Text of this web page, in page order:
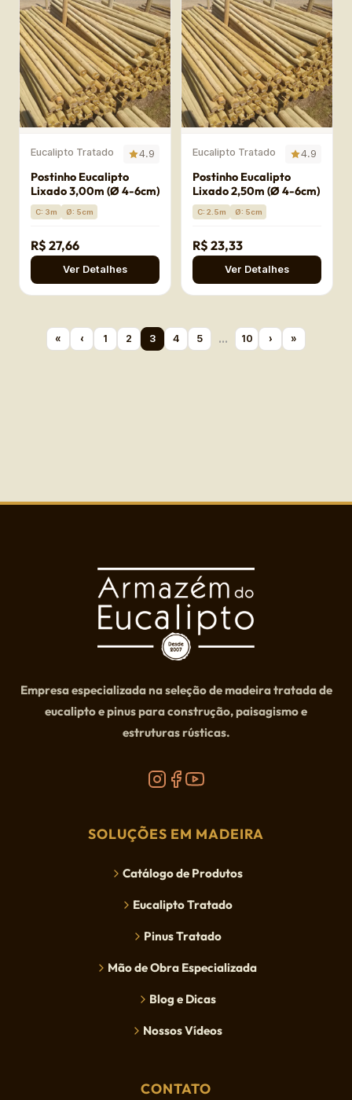
Eucalipto Tratado 4.9
Postinho Eucalipto
Lixado 3,00m (Ø 4-6cm)
C: 3m Ø: 5cm
R$ 27,66
Ver Detalhes
Eucalipto Tratado 4.9
Postinho Eucalipto
Lixado 2,50m (Ø 4-6cm)
C: 2.5m Ø: 5cm
R$ 23,33
Ver Detalhes
« ‹ 1 2 3 4 5 … 10 › »
Empresa especializada na seleção de madeira tratada de
eucalipto e pinus para construção, paisagismo e
estruturas rústicas.
SOLUÇÕES EM MADEIRA
Catálogo de Produtos
Eucalipto Tratado
Pinus Tratado
Mão de Obra Especializada
Blog e Dicas
Nossos Vídeos
CONTATO